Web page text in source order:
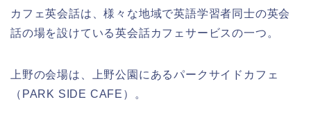
カフェ英会話は、様々な地域で英語学習者同士の英会
話の場を設けている英会話カフェサービスの一つ。
上野の会場は、上野公園にあるパークサイドカフェ
（PARK SIDE CAFE）。